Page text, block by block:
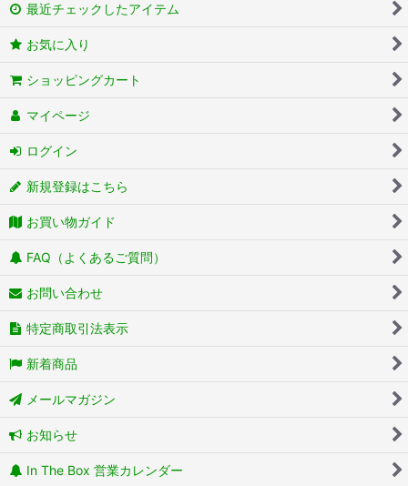
最近チェックしたアイテム
お気に入り
ショッピングカート
マイページ
ログイン
新規登録はこちら
お買い物ガイド
FAQ（よくあるご質問）
お問い合わせ
特定商取引法表示
新着商品
メールマガジン
お知らせ
In The Box 営業カレンダー